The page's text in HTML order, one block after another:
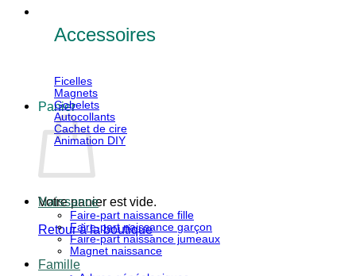
Panier
Votre panier est vide.
Retour à la boutique
Accessoires
Ficelles
Magnets
Gobelets
Autocollants
Cachet de cire
Animation DIY
Naissance
Faire-part naissance fille
Faire-part naissance garçon
Faire-part naissance jumeaux
Magnet naissance
Famille